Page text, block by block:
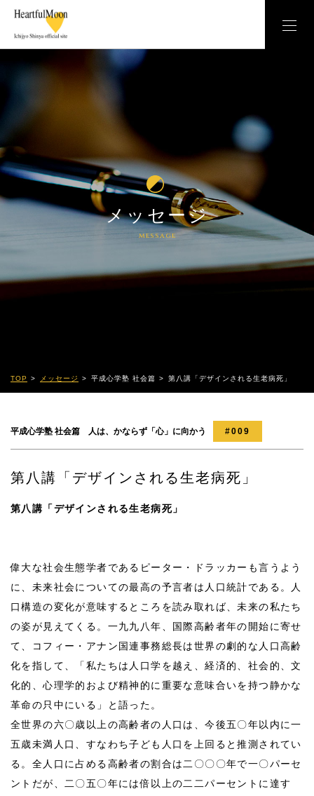
メッセージ
message
TOP メッセージ 平成心学塾 社会篇 第八講「デザインされる生老病死」
平成心学塾 社会篇 人は、かならず「心」に向かう #009
第八講「デザインされる生老病死」
第八講「デザインされる生老病死」
偉大な社会生態学者であるピーター・ドラッカーも言うよう
に、未来社会についての最高の予言者は人口統計である。人
口構造の変化が意味するところを読み取れば、未来の私たち
の姿が見えてくる。一九九八年、国際高齢者年の開始に寄せ
て、コフィー・アナン国連事務総長は世界の劇的な人口高齢
化を指して、「私たちは人口学を越え、経済的、社会的、文
化的、心理学的および精神的に重要な意味合いを持つ静かな
革命の只中にいる」と語った。
全世界の六〇歳以上の高齢者の人口は、今後五〇年以内に一
五歳未満人口、すなわち子ども人口を上回ると推測されてい
る。全人口に占める高齢者の割合は二〇〇〇年で一〇パーセ
ントだが、二〇五〇年には倍以上の二二パーセントに達す